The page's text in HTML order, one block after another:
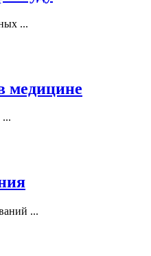
...
медицине
...
...